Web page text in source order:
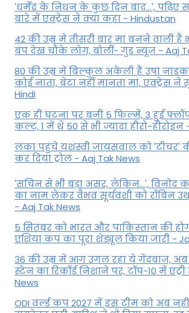
'धर्मेंद्र के निधन के कुछ दिन बाद...',
बारे में एक्ट्रेस ने क्या कहा - Hindustan
42 की उम्र में तीसरी बार मां बनने वाली हैं
बंप देख चौंके लोग, बोलीं- गुड न्यूज - Aaj
80 की उम्र में बिल्कुल अकेली हैं उषा
कोई नाता, बेटा नहीं मानता मां, एक्ट्रेस ने
Hindi
एक ही घटना पर बनी 5 फिल्में, 3 हुईं
कल्ट, 1 में थे 50 से भी ज्यादा हीरो-हीरोइन
लंका पहुंचे यशस्वी जायसवाल को 'टीचर'
कर द‍िया ट्रोल - Aaj Tak News
'सचिन से भी बड़ा असर, लेकिन...', व‍िनोद
का नाम लेकर वैभव सूर्यवंशी को रॉबिन
- Aaj Tak News
5 सितंबर को भारत और पाकिस्‍तान की
एशिया कप का पूरा शेड्यूल किया जारी -
36 की उम्र में आग उगल रहा ये गेंदबाज,
स्टेन का रिकॉर्ड निशाने पर, टॉप-10 में
News
ODI वर्ल्ड कप 2027 में इस टीम को अब